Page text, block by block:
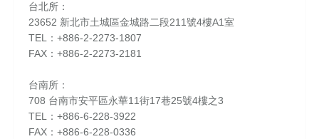
台北所：
23652 新北市土城區金城路二段211號4樓A1室
TEL：+886-2-2273-1807
FAX：+886-2-2273-2181
台南所：
708 台南市安平區永華11街17巷25號4樓之3
TEL：+886-6-228-3922
FAX：+886-6-228-0336